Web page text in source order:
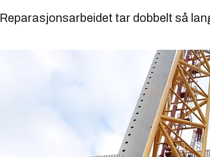
Reparasjonsarbeidet tar dobbelt så